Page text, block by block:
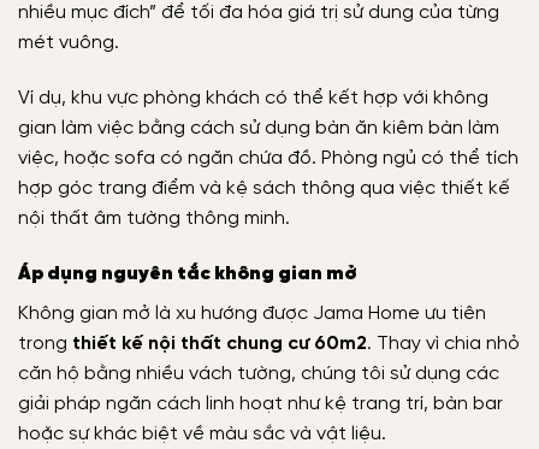
nhiều mục đích” để tối đa hóa giá trị sử dung của từng
mét vuông.
Ví dụ, khu vực phòng khách có thể kết hợp với không
gian làm việc bằng cách sử dụng bàn ăn kiêm bàn làm
việc, hoặc sofa có ngăn chứa đồ. Phòng ngủ có thể tích
hợp góc trang điểm và kệ sách thông qua việc thiết kế
nội thất âm tường thông minh.
Áp dụng nguyên tắc không gian mở
Không gian mở là xu hướng được Jama Home ưu tiên
trong thiết kế nội thất chung cư 60m2. Thay vì chia nhỏ
căn hộ bằng nhiều vách tường, chúng tôi sử dụng các
giải pháp ngăn cách linh hoạt như kệ trang trí, bàn bar
hoặc sự khác biệt về màu sắc và vật liệu.